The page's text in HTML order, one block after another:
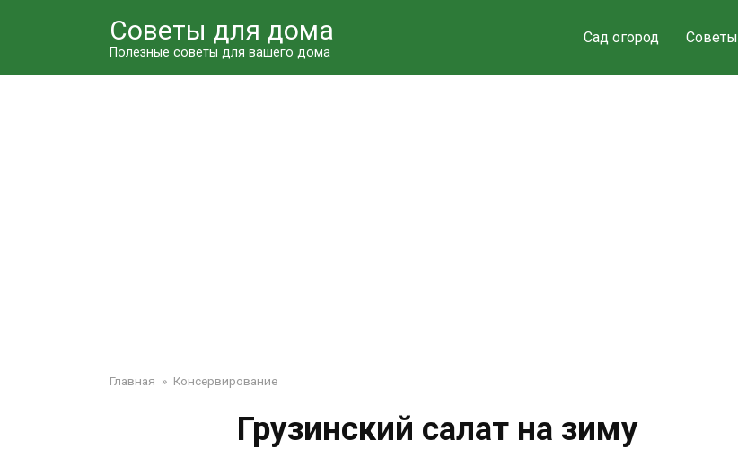
Советы для дома
Полезные советы для вашего дома
Сад огород Советы
Главная » Консервирование
Грузинский салат на зиму